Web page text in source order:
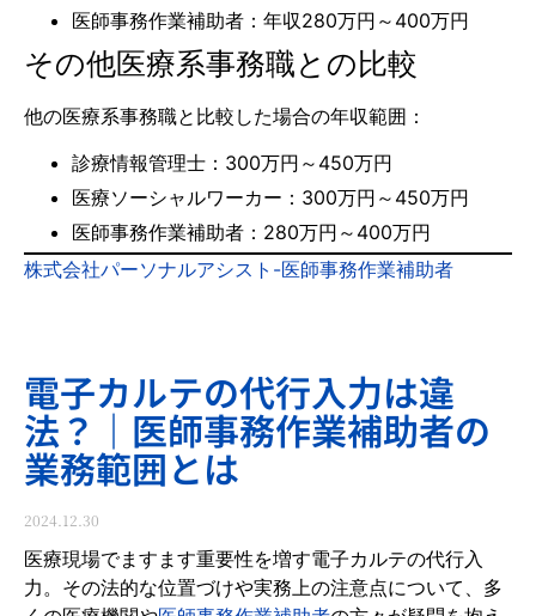
医師事務作業補助者：年収280万円～400万円
その他医療系事務職との比較
他の医療系事務職と比較した場合の年収範囲：
診療情報管理士：300万円～450万円
医療ソーシャルワーカー：300万円～450万円
医師事務作業補助者：280万円～400万円
株式会社パーソナルアシスト-医師事務作業補助者
電子カルテの代行入力は違
法？｜医師事務作業補助者の
業務範囲とは
2024.12.30
医療現場でますます重要性を増す電子カルテの代行入
力。その法的な位置づけや実務上の注意点について、多